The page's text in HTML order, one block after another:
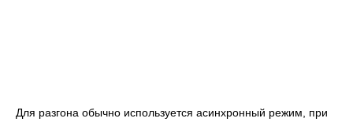
Для разгона обычно используется асинхронный режим, при